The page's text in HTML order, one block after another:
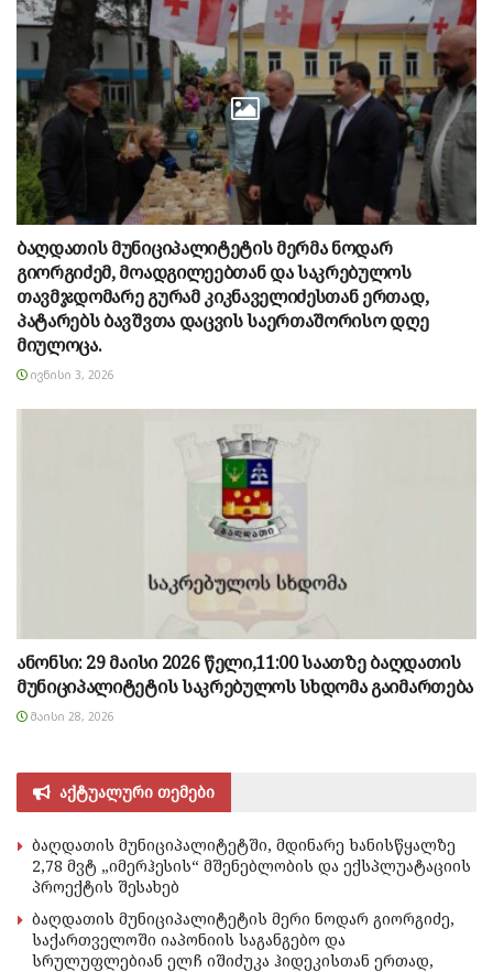
ბაღდათის მუნიციპალიტეტის მერმა ნოდარ
გიორგიძემ, მოადგილეებთან და საკრებულოს
თავმჯდომარე გურამ კიკნაველიძესთან ერთად,
პატარებს ბავშვთა დაცვის საერთაშორისო დღე
მიულოცა.
ᲘᲕᲜᲘᲡᲘ 3, 2026
ანონსი: 29 მაისი 2026 წელი,11:00 საათზე ბაღდათის
მუნიციპალიტეტის საკრებულოს სხდომა გაიმართება
ᲛᲐᲘᲡᲘ 28, 2026
აქტუალური თემები
ბაღდათის მუნიციპალიტეტში, მდინარე ხანისწყალზე
2,78 მვტ „იმერჰესის“ მშენებლობის და ექსპლუატაციის
პროექტის შესახებ
ბაღდათის მუნიციპალიტეტის მერი ნოდარ გიორგიძე,
საქართველოში იაპონიის საგანგებო და
სრულუფლებიან ელჩ იშიძუკა ჰიდეკისთან ერთად,